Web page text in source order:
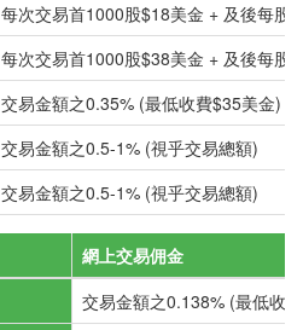
每次交易首1000股$18美金 + 及後每股
每次交易首1000股$38美金 + 及後每股
交易金額之0.35% (最低收費$35美金)
交易金額之0.5-1% (視乎交易總額)
交易金額之0.5-1% (視乎交易總額)
網上交易佣金
交易金額之0.138% (最低收